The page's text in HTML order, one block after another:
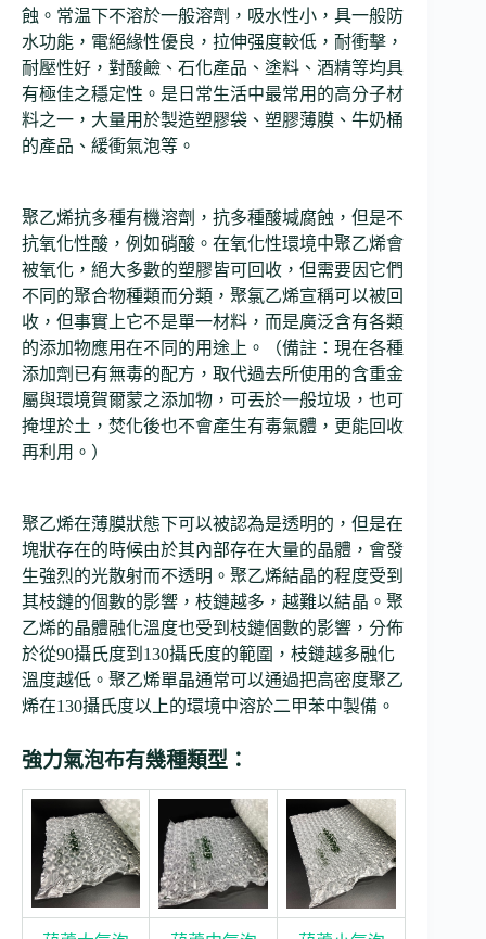
蝕。常温下不溶於一般溶劑，吸水性小，具一般防
水功能，電絕緣性優良，拉伸强度較低，耐衝擊，
耐壓性好，對酸鹼、石化產品、塗料、酒精等均具
有極佳之穩定性。是日常生活中最常用的高分子材
料之一，大量用於製造塑膠袋、塑膠薄膜、牛奶桶
的產品、緩衝氣泡等。
聚乙烯抗多種有機溶劑，抗多種酸堿腐蝕，但是不
抗氧化性酸，例如硝酸。在氧化性環境中聚乙烯會
被氧化，絕大多數的塑膠皆可回收，但需要因它們
不同的聚合物種類而分類，聚氯乙烯宣稱可以被回
收，但事實上它不是單一材料，而是廣泛含有各類
的添加物應用在不同的用途上。（備註：現在各種
添加劑已有無毒的配方，取代過去所使用的含重金
屬與環境賀爾蒙之添加物，可丟於一般垃圾，也可
掩埋於土，焚化後也不會產生有毒氣體，更能回收
再利用。）
聚乙烯在薄膜狀態下可以被認為是透明的，但是在
塊狀存在的時候由於其內部存在大量的晶體，會發
生強烈的光散射而不透明。聚乙烯結晶的程度受到
其枝鏈的個數的影響，枝鏈越多，越難以結晶。聚
乙烯的晶體融化溫度也受到枝鏈個數的影響，分佈
於從90攝氏度到130攝氏度的範圍，枝鏈越多融化
溫度越低。聚乙烯單晶通常可以通過把高密度聚乙
烯在130攝氏度以上的環境中溶於二甲苯中製備。
強力氣泡布有幾種類型：